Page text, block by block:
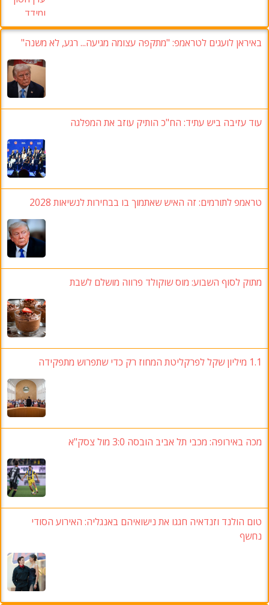
באיראן לועגים לטראמפ: "מתקפה עצומה מגיעה... רגע, לא משנה"
עוד עזיבה ביש עתיד: הח"כ הותיק עוזב את המפלגה
טראמפ לתורמים: זה האיש שאתמוך בו בבחירות לנשיאות 2028
מתוק לסוף השבוע: מוס שוקולד פרווה מושלם לשבת
1.1 מיליון שקל לפרקליטת המחוז רק כדי שתפרוש מתפקידה
מכה באירופה: מכבי תל אביב הובסה 3:0 מול צסק"א
טום הולנד וזנדאיה חגגו את נישואיהם באנגליה: האירוע הסודי
נחשף